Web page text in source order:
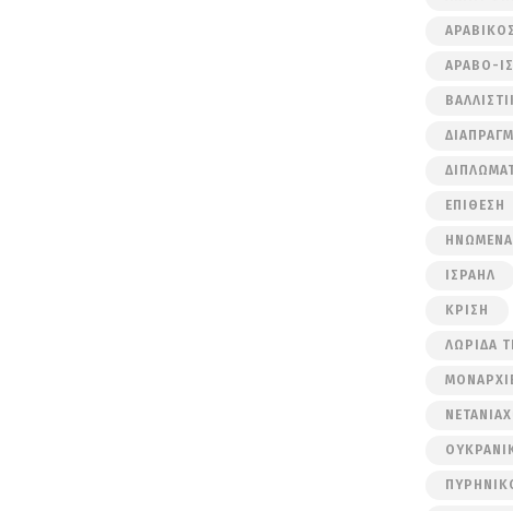
ΑΡΑΒΟ-
ΕΠΊΘΕΣΗ
ΗΝΩΜΈΝΑ
ΙΣΡΑΉΛ
ΚΡΊΣΗ
ΛΩΡΊΔΑ